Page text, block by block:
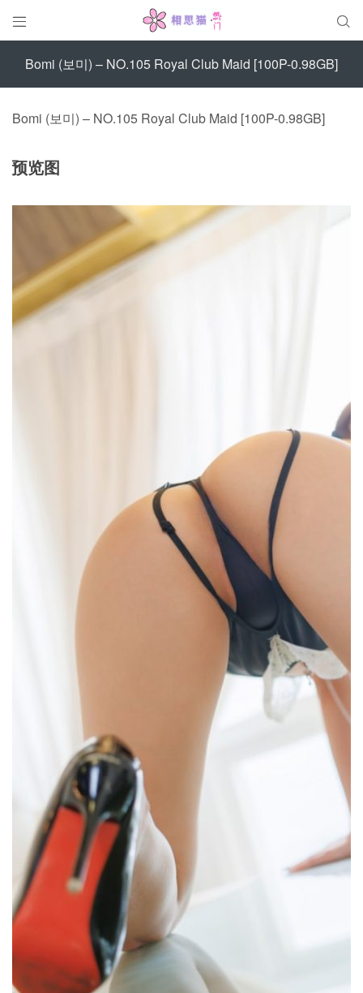
 
Bomi (보미) – NO.105 Royal Club Maid [100P-0.98GB]
Bomi (보미) – NO.105 Royal Club Maid [100P-0.98GB]
预览图